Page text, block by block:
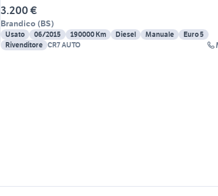
3.200 €
Brandico (BS)
Usato 06/2015 190000 Km Diesel Manuale
Euro 5
Rivenditore CR7 AUTO